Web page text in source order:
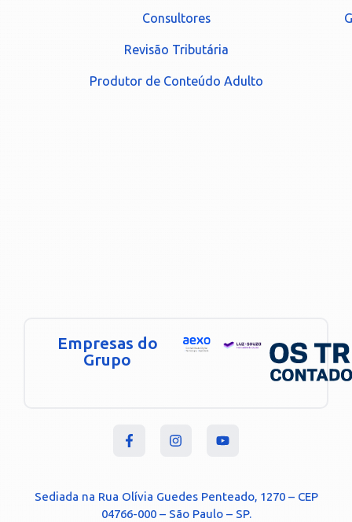
Consultores
Revisão Tributária
Produtor de Conteúdo Adulto
Empresas do
Grupo
Sediada na Rua Olívia Guedes Penteado, 1270 – CEP
04766-000 – São Paulo – SP.